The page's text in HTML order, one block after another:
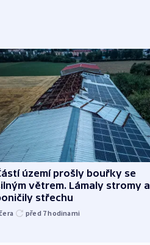
území prošly bouřky se
větrem. Lámaly stromy a
střechu
před 7hodinami